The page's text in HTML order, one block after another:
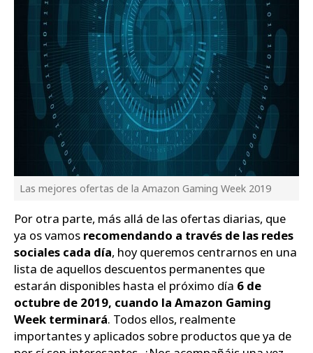
Las mejores ofertas de la Amazon Gaming Week 2019
Por otra parte, más allá de las ofertas diarias, que
ya os vamos recomendando a través de las redes
sociales cada día, hoy queremos centrarnos en una
lista de aquellos descuentos permanentes que
estarán disponibles hasta el próximo día 6 de
octubre de 2019, cuando la Amazon Gaming
Week terminará. Todos ellos, realmente
importantes y aplicados sobre productos que ya de